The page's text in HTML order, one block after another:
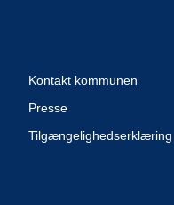
Kontakt kommunen
Presse
Tilgængelighedserklæring